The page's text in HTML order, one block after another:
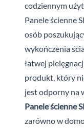
codziennym
Panele ścienne
osób
wykończenia
łatwej
produkt, który
jest odporny na
Panele ścienne
zarówno w